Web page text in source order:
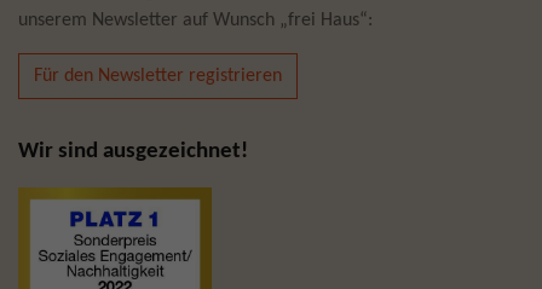
unserem Newsletter auf Wunsch „frei Haus“:
Für den Newsletter registrieren
Wir sind ausgezeichnet!